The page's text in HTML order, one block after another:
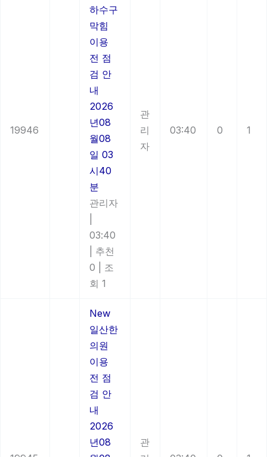
19946
하수구
막힘
이용
전 점
검 안
내
2026
년08
월08
일 03
시40
분
관리자
03:40
추천
0
조
회 1
관
리
자
03:40 0 1
New
일산한
의원
이용
전 점
검 안
내
2026
년08
관